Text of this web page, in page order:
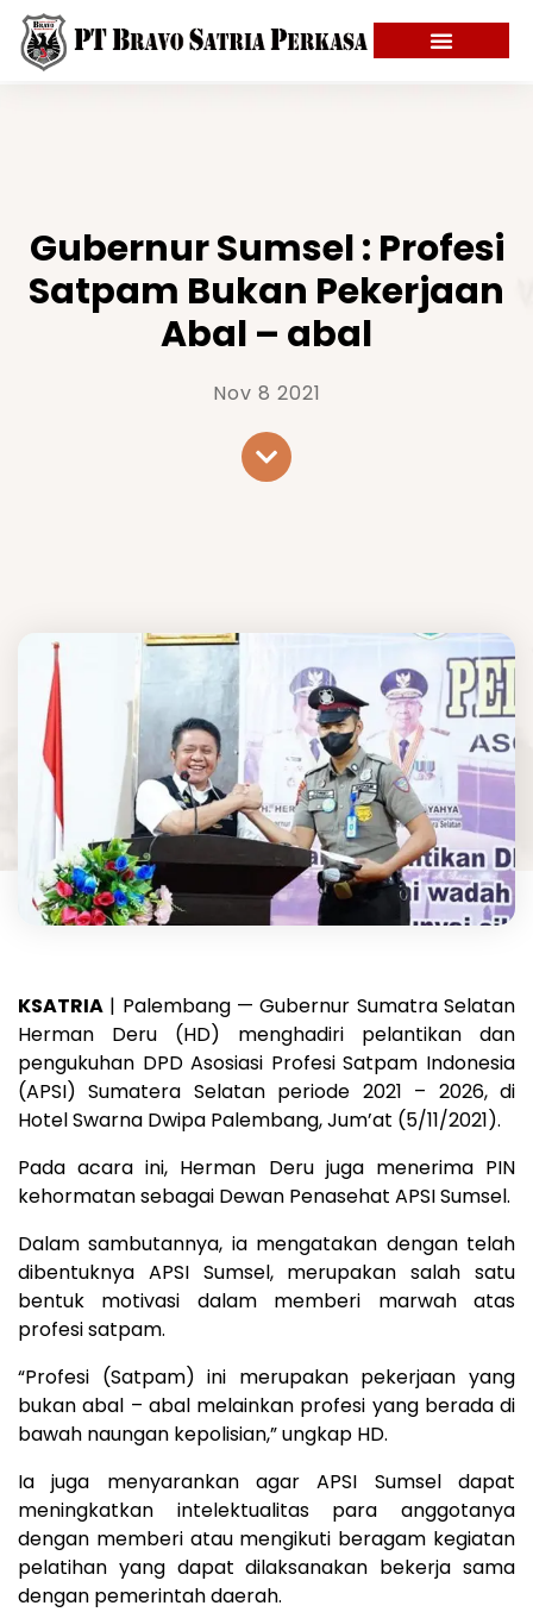
Gubernur Sumsel : Profesi
Satpam Bukan Pekerjaan
Abal – abal
Nov 8 2021
KSATRIA | Palembang — Gubernur Sumatra Selatan
Herman Deru (HD) menghadiri pelantikan dan
pengukuhan DPD Asosiasi Profesi Satpam Indonesia
(APSI) Sumatera Selatan periode 2021 – 2026, di
Hotel Swarna Dwipa Palembang, Jum’at (5/11/2021).
Pada acara ini, Herman Deru juga menerima PIN
kehormatan sebagai Dewan Penasehat APSI Sumsel.
Dalam sambutannya, ia mengatakan dengan telah
dibentuknya APSI Sumsel, merupakan salah satu
bentuk motivasi dalam memberi marwah atas
profesi satpam.
“Profesi (Satpam) ini merupakan pekerjaan yang
bukan abal – abal melainkan profesi yang berada di
bawah naungan kepolisian,” ungkap HD.
Ia juga menyarankan agar APSI Sumsel dapat
meningkatkan intelektualitas para anggotanya
dengan memberi atau mengikuti beragam kegiatan
pelatihan yang dapat dilaksanakan bekerja sama
dengan pemerintah daerah.